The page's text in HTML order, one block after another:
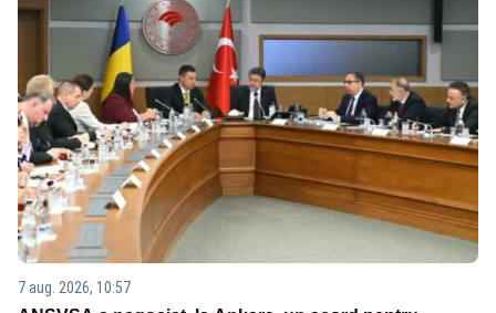
7 aug. 2026, 10:57